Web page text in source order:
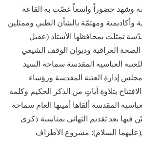
وشهد حضوراً واسعاً غصّت به القاعة
وأكاديمية ومهتمّة بالشأن الطبي وممثلين
تمثلت بمحافظها الأستاذ (عقيل
العراقية وديوان الوقف الشيعي
العباسية المقدسة سماحة السيد
إدارة العتبة المقدسة ورؤساء
بتلاوة آياتٍ من الذكر الحكيم وكلمة
المقدسة ألقاها أمينها العام سماحة
فيها بعد تقديم التهاني بمناسبة ذكرى
السلام): مشروع الأطراف